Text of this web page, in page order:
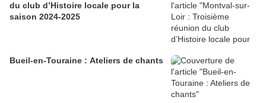
du club d’Histoire locale pour la
saison 2024-2025
Bueil-en-Touraine : Ateliers de chants